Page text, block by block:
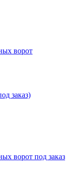
ворот
заказ)
ворот под заказ